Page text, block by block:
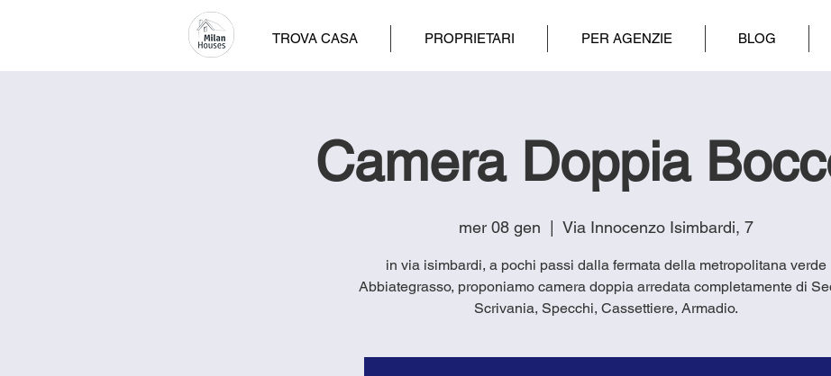
TROVA CASA PROPRIETARI PER AGENZIE BLOG
Camera Doppia
mer 08 gen
  |
Via Innocenzo Isimbardi, 7
in via isimbardi, a pochi passi dalla fermata della metropolitana verde
Abbiategrasso, proponiamo camera doppia arredata completamente di